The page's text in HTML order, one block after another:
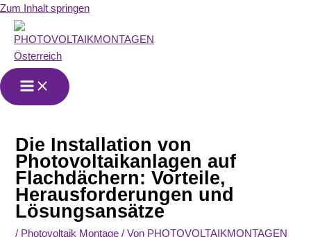
Zum Inhalt springen
Die Installation von
Photovoltaikanlagen auf
Flachdächern: Vorteile,
Herausforderungen und
Lösungsansätze
/ Photovoltaik Montage / Von PHOTOVOLTAIKMONTAGEN